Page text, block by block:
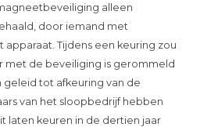
alleen
door iemand met
apparaat. Tijdens een keuring zou
met de beveiliging is gerommeld
tot afkeuring van de
van het sloopbedrijf hebben
laten keuren in de dertien jaar